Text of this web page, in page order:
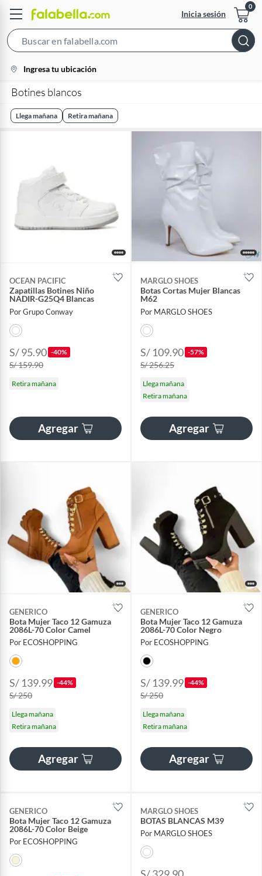
Inicia sesión
Bar
location-
icon
Ingresa tu ubicación
Botines blancos
Llega mañana Retira mañana
OCEAN PACIFIC
Zapatillas Botines Niño
NADIR-G25Q4 Blancas
Por Grupo Conway
S/ 95.90 -40%
S/ 159.90
Retira mañana
Agregar
MARGLO SHOES
Botas Cortas Mujer Blancas
M62
Por MARGLO SHOES
S/ 109.90 -57%
S/ 256.25
Llega mañana
Retira mañana
Agregar
GENERICO
Bota Mujer Taco 12 Gamuza
2086L-70 Color Camel
Por ECOSHOPPING
S/ 139.99 -44%
S/ 250
Llega mañana
Retira mañana
Agregar
GENERICO
Bota Mujer Taco 12 Gamuza
2086L-70 Color Negro
Por ECOSHOPPING
S/ 139.99 -44%
S/ 250
Llega mañana
Retira mañana
Agregar
GENERICO
Bota Mujer Taco 12 Gamuza
2086L-70 Color Beige
Por ECOSHOPPING
MARGLO SHOES
BOTAS BLANCAS M39
Por MARGLO SHOES